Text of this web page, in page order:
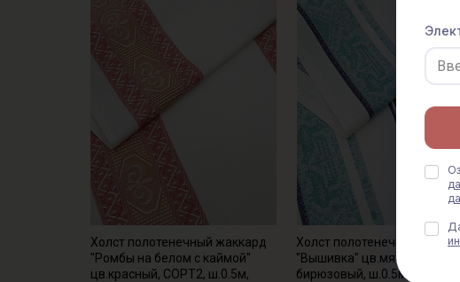
Холст полотенечный жаккард
"Ромбы на белом с каймой"
цв.красный, СОРТ2, ш.0.5м,
Холст полотенечный
"Вышивка" цв.мятно-
бирюзовый, ш.0.5м, лен-30%,